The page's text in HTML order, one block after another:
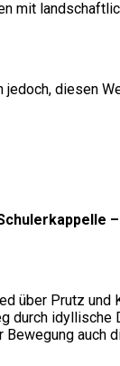
mit
diesen
über Prutz und
durch idyllische
auch